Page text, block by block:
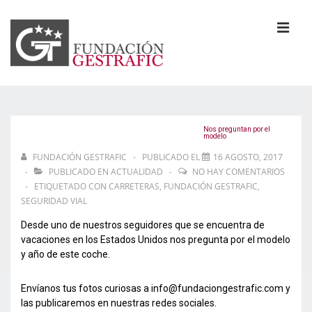
Saltar
contenido
principal
Nos preguntan por el
modelo
FUNDACIÓN GESTRAFIC PUBLICADO EL
16 AGOSTO, 2017
PUBLICADO EN ACTUALIDAD
NO HAY COMENTARIOS
ETIQUETADO CON CARRETERAS, FUNDACIÓN GESTRAFIC,
SEGURIDAD VIAL
Desde uno de nuestros seguidores que se encuentra de
vacaciones en los Estados Unidos nos pregunta por el modelo
y año de este coche.
Envíanos tus fotos curiosas a info@fundaciongestrafic.com y
las publicaremos en nuestras redes sociales.